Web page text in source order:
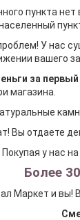
пункта
У нас
вашего
за первый
магазина.
Вы отдаете
Покупая у нас
Более
Маркет и вы!